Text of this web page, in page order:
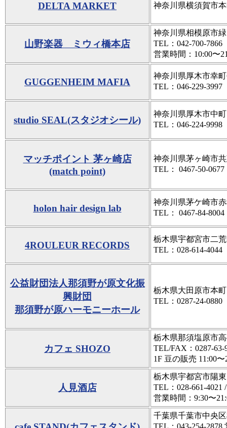
DELTA MARKET 神奈川県横須賀市
山野楽器 ミウィ橋本店
神奈川県相模原市
TEL：042-700-7866
営業時間：10:00〜
GUGGENHEIM MAFIA
神奈川県厚木市幸町
TEL：046-229-3997
studio SEAL(スタジオシール)
神奈川県厚木市中町
TEL：046-224-9998
マッチポイント 茅ヶ崎店
(match point)
神奈川県茅ヶ崎市
TEL： 0467-50-0677
holon hair design lab
神奈川県茅ケ崎市
TEL： 0467-84-
4ROULEUR RECORDS
栃木県宇都宮市二
TEL：028-614-4044
公益財団法人那須野が原文化振
興財団
那須野が原ハーモニーホール
栃木県大田原市本町
TEL：0287-24-
カフェ SHOZO
栃木県那須塩原市
TEL/FAX：0287-63-
1F 豆の販売 11:00
人見酒店
栃木県宇都宮市陽東
TEL：028-661-4021
営業時間：9:30〜
千葉県千葉市中央